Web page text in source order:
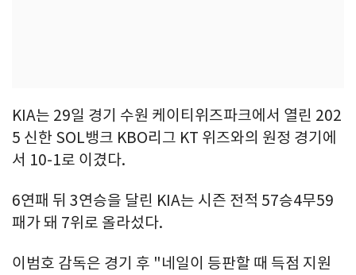
KIA는 29일 경기 수원 케이티위즈파크에서 열린 202
5 신한 SOL뱅크 KBO리그 KT 위즈와의 원정 경기에
서 10-1로 이겼다.
6연패 뒤 3연승을 달린 KIA는 시즌 전적 57승4무59
패가 돼 7위로 올라섰다.
이범호 감독은 경기 후 "네일이 등판할 때 득점 지원